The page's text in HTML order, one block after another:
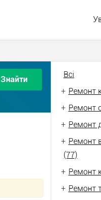
Знайти
Всі
+ Ремонт
+ Ремонт
+ Ремонт
+ Ремонт
(77)
+ Ремонт
+ Ремонт